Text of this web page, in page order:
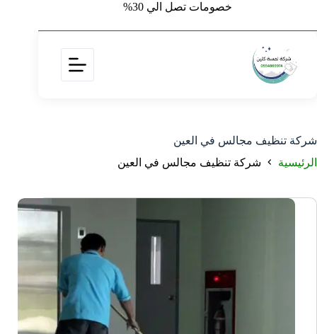
خصومات تصل الي 30%
شركة تنظيف مجالس في العين
الرئيسية
شركة تنظيف مجالس في العين